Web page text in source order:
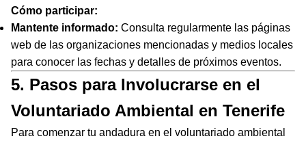
Cómo participar:
Mantente informado: Consulta regularmente las páginas
web de las organizaciones mencionadas y medios locales
para conocer las fechas y detalles de próximos eventos.
5. Pasos para Involucrarse en el
Voluntariado Ambiental en Tenerife
Para comenzar tu andadura en el voluntariado ambiental